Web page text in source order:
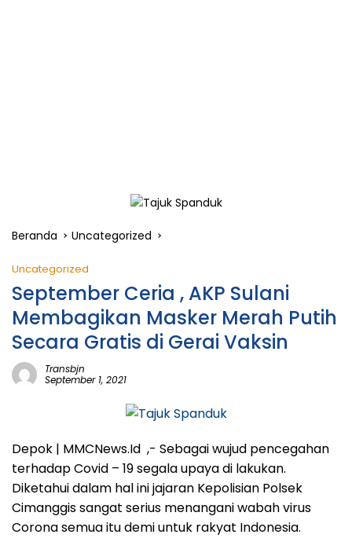
Beranda Uncategorized
Uncategorized
September Ceria , AKP Sulani
Membagikan Masker Merah Putih
Secara Gratis di Gerai Vaksin
Transbjn
September 1, 2021
Depok | MMCNews.Id ,- Sebagai wujud pencegahan
terhadap Covid – 19 segala upaya di lakukan.
Diketahui dalam hal ini jajaran Kepolisian Polsek
Cimanggis sangat serius menangani wabah virus
Corona semua itu demi untuk rakyat Indonesia.